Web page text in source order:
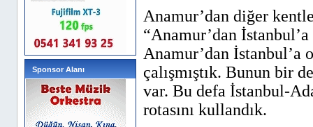
Sponsor Alanı
Anamur’dan diğer
“Anamur’dan
Anamur’dan İstanbul’a
çalışmıştık. Bunun bir
var. Bu defa İstanbul-
rotasını kullandık.